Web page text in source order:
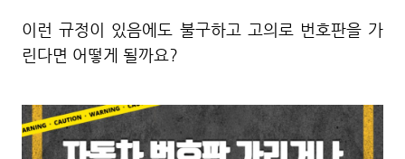
이런 규정이 있음에도 불구하고 고의로 번호판을 가
린다면 어떻게 될까요?